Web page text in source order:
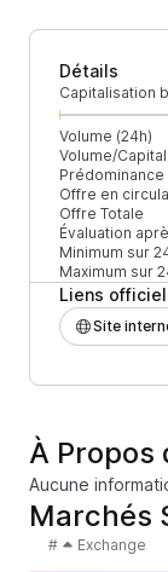
Détails
Capitalisation
Volume (24h)
Volume/
Prédominance
Offre en
Offre Totale
Évaluation
Minimum sur
Maximum sur
Liens
Site
À Propos
Aucune
Marchés
# Exchange